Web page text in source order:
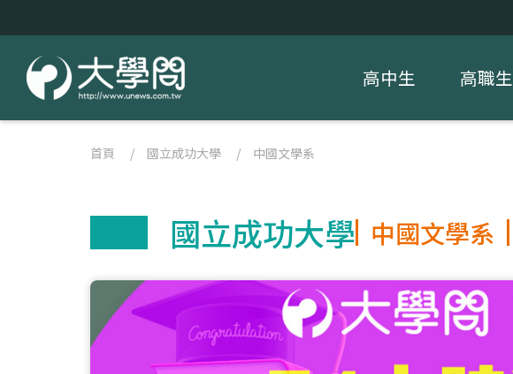
高中生 高職生
首頁 / 國立成功大學 / 中國文學系
國立成功大學 中國文學系